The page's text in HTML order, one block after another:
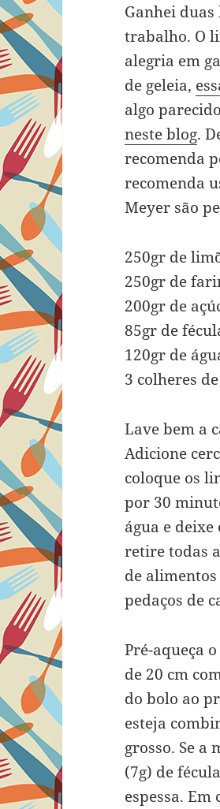
Ganhei
trabalho. O
alegria em
de geleia,
algo parecido
neste blog.
recomenda
recomenda
Meyer são
250gr de
250gr de
200gr de
85gr de
120gr de
3 colheres
Lave bem a
Adicione
coloque os
por 30
água e
retire todas
de
pedaços de
Pré-aqueça
de 20 cm
do bolo ao
esteja
grosso. Se a
(7g) de
espessa.